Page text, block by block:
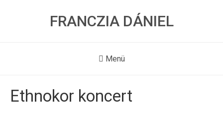
FRANCZIA DÁNIEL
Menü
Ethnokor koncert